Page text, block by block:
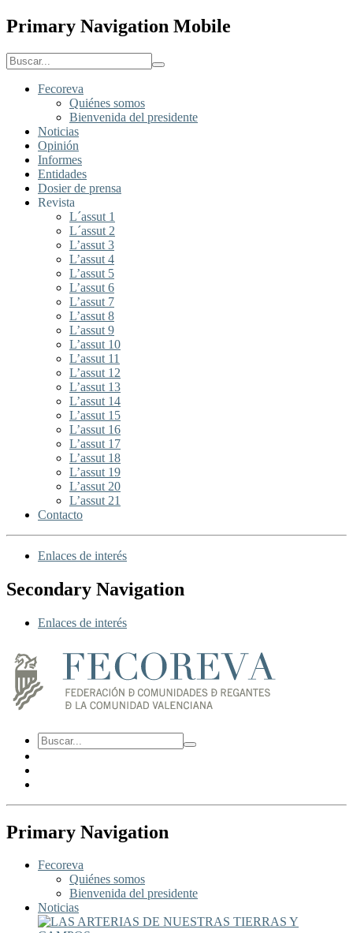
Primary Navigation Mobile
Fecoreva
Quiénes somos
Bienvenida del presidente
Noticias
Opinión
Informes
Entidades
Dosier de prensa
Revista
L´assut 1
L´assut 2
L’assut 3
L’assut 4
L’assut 5
L’assut 6
L’assut 7
L’assut 8
L’assut 9
L’assut 10
L’assut 11
L’assut 12
L’assut 13
L’assut 14
L’assut 15
L’assut 16
L’assut 17
L’assut 18
L’assut 19
L’assut 20
L’assut 21
Contacto
Enlaces de interés
Secondary Navigation
Enlaces de interés
Primary Navigation
Fecoreva
Quiénes somos
Bienvenida del presidente
Noticias